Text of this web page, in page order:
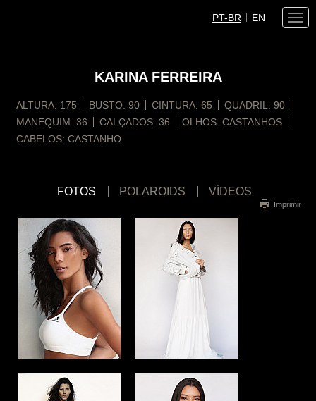
PT-BR EN
KARINAFERREIRA
ALTURA: 175 BUSTO: 90 CINTURA: 65 QUADRIL: 90
MANEQUIM: 36 CALÇADOS: 36 OLHOS: CASTANHOS
CABELOS: CASTANHO
FOTOS POLAROIDS VÍDEOS
Imprimir